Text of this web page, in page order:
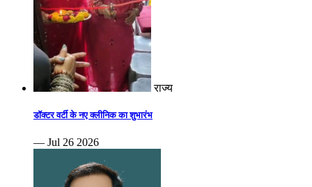
राज्य
डॉक्टर वर्टी के नए क्लीनिक का शुभारंभ
— Jul 26 2026